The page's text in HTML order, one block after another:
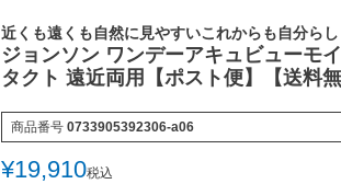
近くも遠くも自然に見やすいこれからも自分らし
ジョンソン ワンデーアキュビューモ
タクト 遠近両用【ポスト便】【送
商品番号 0733905392306-a06
¥19,910税込